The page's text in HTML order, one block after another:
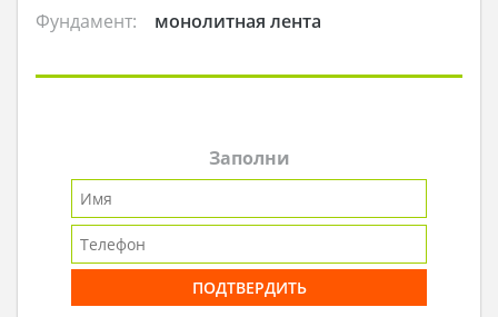
Фундамент:
монолитная лента
Заполни